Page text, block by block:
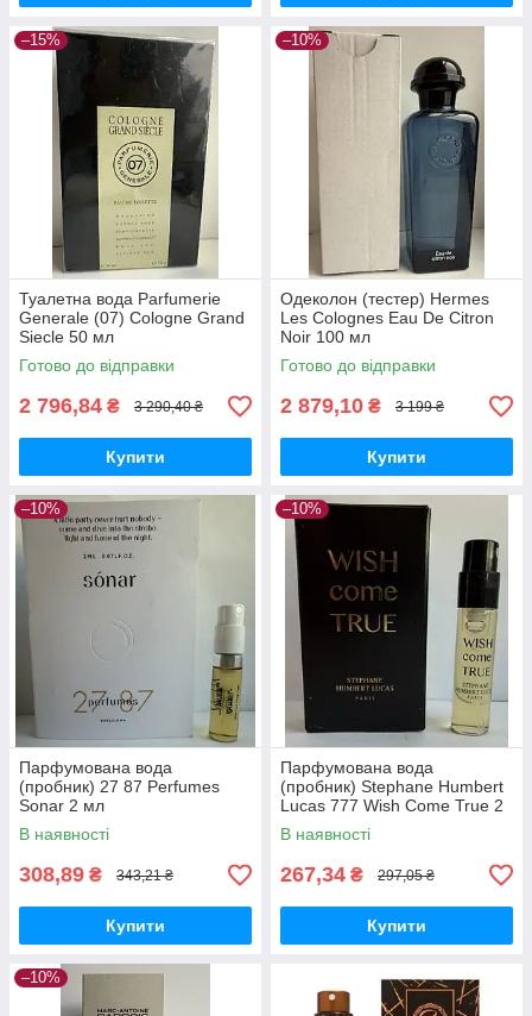
–15%
Туалетна вода Parfumerie
Generale (07) Cologne Grand
Siecle 50 мл
Готово до відправки
2 796,84 ₴ 3 290,40 ₴
Купити
–10%
Одеколон (тестер) Hermes
Les Colognes Eau De Citron
Noir 100 мл
Готово до відправки
2 879,10 ₴ 3 199 ₴
Купити
–10%
Парфумована вода
(пробник) 27 87 Perfumes
Sonar 2 мл
В наявності
308,89 ₴ 343,21 ₴
Купити
–10%
Парфумована вода
(пробник) Stephane Humbert
Lucas 777 Wish Come True 2
мл
В наявності
267,34 ₴ 297,05 ₴
Купити
–10%